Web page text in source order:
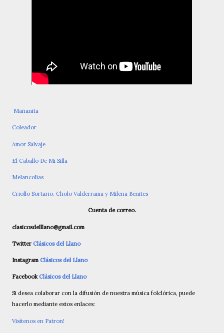
Mañanita
Coleador
Amor Salvaje
El Caballo De Mi Silla
Melancolías
Criollo Sortario. Cholo Valderrama y Milena Benites
Cuenta de correo.
clasicosdelllano@gmail.com
Twitter Clásicos del Llano
Instagram Clásicos del Llano
Facebook Clásicos del Llano
Si desea colaborar con la difusión de nuestra música folclórica, puede
hacerlo mediante estos enlaces:
Visítenos en Patron!